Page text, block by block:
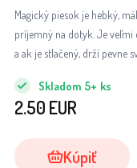
Magický piesok je hebký,
príjemný na dotyk. Je
a ak je stlačený, drží pevne
Skladom 5+ ks
2.50 EUR
Kúpiť